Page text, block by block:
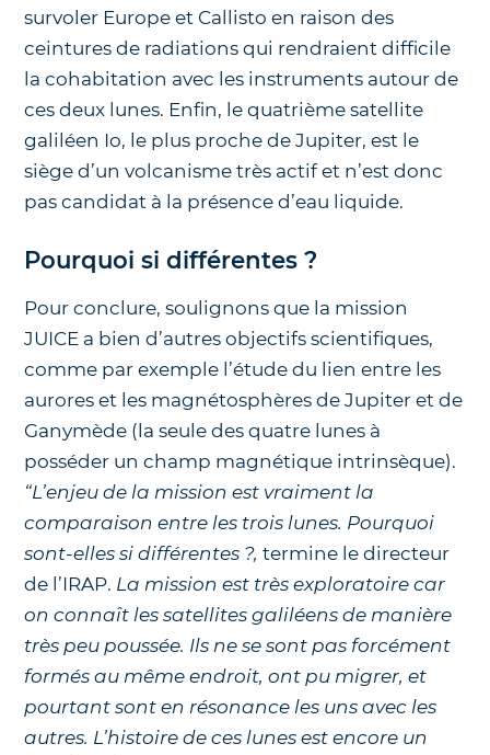
survoler Europe et Callisto en raison des
ceintures de radiations qui rendraient difficile
la cohabitation avec les instruments autour de
ces deux lunes. Enfin, le quatrième satellite
galiléen Io, le plus proche de Jupiter, est le
siège d’un volcanisme très actif et n’est donc
pas candidat à la présence d’eau liquide.
Pourquoi si différentes ?
Pour conclure, soulignons que la mission
JUICE a bien d’autres objectifs scientifiques,
comme par exemple l’étude du lien entre les
aurores et les magnétosphères de Jupiter et de
Ganymède (la seule des quatre lunes à
posséder un champ magnétique intrinsèque).
“L’enjeu de la mission est vraiment la
comparaison entre les trois lunes. Pourquoi
sont-elles si différentes ?,termine le directeur
de l’IRAP. La mission est très exploratoire car
on connaît les satellites galiléens de manière
très peu poussée. Ils ne se sont pas forcément
formés au même endroit, ont pu migrer, et
pourtant sont en résonance les uns avec les
autres. L’histoire de ces lunes est encore un